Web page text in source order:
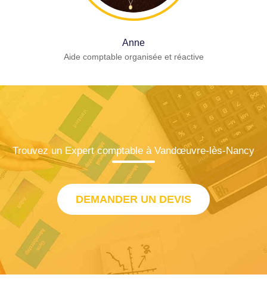
Anne
Aide comptable organisée et réactive
Trouvez un Expert comptable à Vandœuvre-lès-Nancy
DEMANDER UN DEVIS